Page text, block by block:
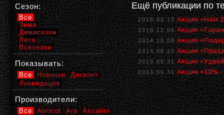
Ещё публикации по
2019.02.13 Акция «Нам
2018.12.06 Акция
2014.10.08 Акция
2014.08.22 Акция
2013.05.31 Акция
2013.05.31 Акция «10%
Сезон:
Все
Зима
Демисезон
Лето
Всесезон
Показывать:
Все Новинки
Дисконт
Ликвидация
Производители:
Все Abricot Ara
Ascalini